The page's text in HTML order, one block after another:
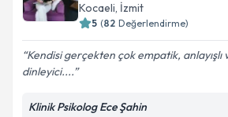
Kocaeli, İzmit
5 (82 Değerlendirme)
Kendisi gerçekten çok empatik, anlayışlı
dinleyici....
Klinik Psikolog Ece Şahin